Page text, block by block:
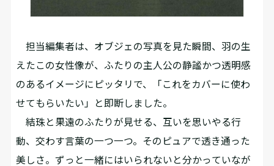
担当編集者は、オブジェの写真を見た瞬間、羽の生
えたこの女性像が、ふたりの主人公の静謐かつ透明感
のあるイメージにピッタリで、「これをカバーに使わ
せてもらいたい」と即断しました。
結珠と果遠のふたりが見せる、互いを思いやる行
動、交わす言葉の一つ一つ。そのピュアで透き通った
美しさ。ずっと一緒にはいられないと分かっていなが